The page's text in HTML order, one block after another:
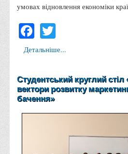
Адміністрація
Факультети
Обліково-фінансовий
Торгівлі, маркетингу та сфери
Кафедри
Маркетингу та реклами
Товарознавства, експертизи та
Туризму та готельно-ресторанної
умовах відновлення економіки
Facebook
Детальніше...
Студентський круглий стіл
вектори розвитку
бачення»